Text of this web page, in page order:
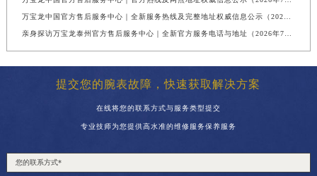
万宝龙中国官方售后服务中心｜全新服务热线及完整地址权威信息公示（2026年7月最新）
亲身探访万宝龙泰州官方售后服务中心｜全新官方服务电话与地址（2026年7月最新）
提交您的腕表故障，快速获取解决方案
在线将您的联系方式与服务类型提交
专业技师为您提供高水准的维修服务保养服务